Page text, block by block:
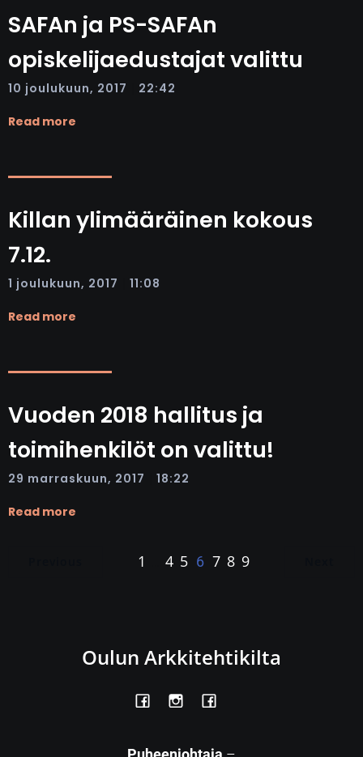
SAFAn ja PS-SAFAn
opiskelijaedustajat valittu
10 joulukuun, 2017 22:42
Read more
Killan ylimääräinen kokous
7.12.
1 joulukuun, 2017 11:08
Read more
Vuoden 2018 hallitus ja
toimihenkilöt on valittu!
29 marraskuun, 2017 18:22
Read more
1 4 5 6 7 8 9
Oulun Arkkitehtikilta